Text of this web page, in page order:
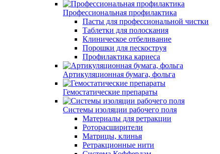
Профессиональная профилактика
Пасты для профессиональной чистки
Таблетки для полоскания
Клиническое отбеливание
Порошки для пескоструя
Профилактика кариеса
Артикуляционная бумага, фольга
Гемостатические препараты
Системы изоляции рабочего поля
Материалы для ретракции
Роторасширители
Матрицы, клинья
Ретракционные нити